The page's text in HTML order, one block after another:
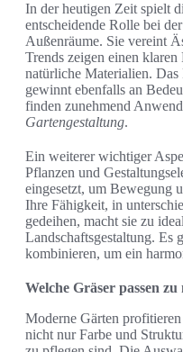
In der heutigen Zeit spielt
entscheidende Rolle bei
Außenräume. Sie vereint
Trends zeigen einen
natürliche Materialien.
gewinnt ebenfalls an
finden zunehmend
Gartengestaltung.
Ein weiterer wichtiger
Pflanzen und
eingesetzt, um Bewegung
Ihre Fähigkeit, in
gedeihen, macht sie zu
Landschaftsgestaltung. Es
kombinieren, um ein
Welche Gräser passen
Moderne Gärten
nicht nur Farbe und